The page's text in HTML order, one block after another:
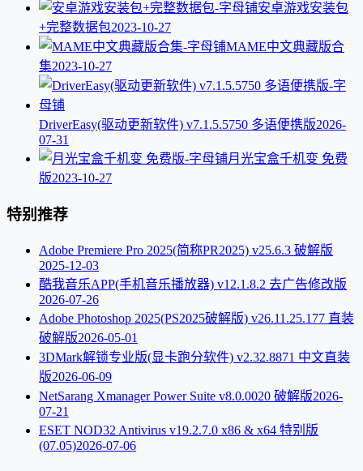
安卓游戏安装包
+完整数据包2023-10-27
MAME中文典藏版合
集2023-10-27
DriverEasy(驱动更新软件) v7.1.5.5750 多语便携版2026-
07-31
月光宝盒千机变 免费
版2023-10-27
特别推荐
Adobe Premiere Pro 2025(简称PR2025) v25.6.3 破解版
2025-12-03
酷我音乐APP(手机音乐播放器) v12.1.8.2 去广告修改版
2026-07-26
Adobe Photoshop 2025(PS2025破解版) v26.11.25.177 直装
破解版2026-05-01
3DMark解锁专业版(显卡跑分软件) v2.32.8871 中文直装
版2026-06-09
NetSarang Xmanager Power Suite v8.0.0020 破解版2026-
07-21
ESET NOD32 Antivirus v19.2.7.0 x86 & x64 特别版
(07.05)2026-07-06